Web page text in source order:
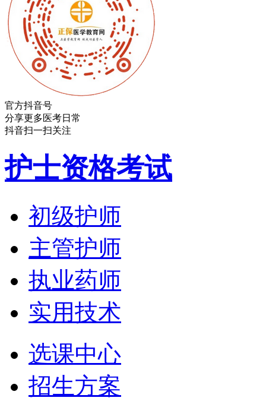
官方抖音号
分享更多医考日常
抖音扫一扫关注
护士资格考试
初级护师
主管护师
执业药师
实用技术
选课中心
招生方案